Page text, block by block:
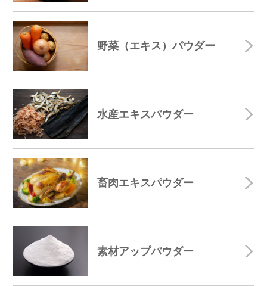
野菜（エキス）パウダー
水産エキスパウダー
畜肉エキスパウダー
素材アップパウダー